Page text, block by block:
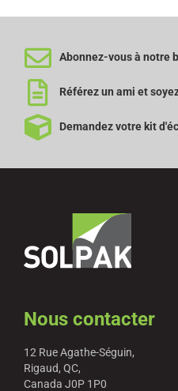
Abonnez-vous à notre
Référez un ami et
Demandez votre kit
Nous contacter
12 Rue Agathe-Séguin,
Rigaud, QC,
Canada J0P 1P0